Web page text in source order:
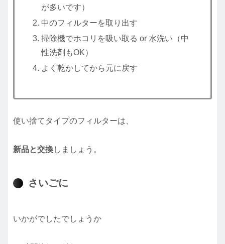
が多いです）
中のフィルターを取り出す
掃除機でホコリを吸い取る or 水洗い（中
性洗剤もOK）
よく乾かしてから元に戻す
使い捨てタイプのフィルターは、
新品と交換しましょう。
さいごに
いかがでしたでしょうか